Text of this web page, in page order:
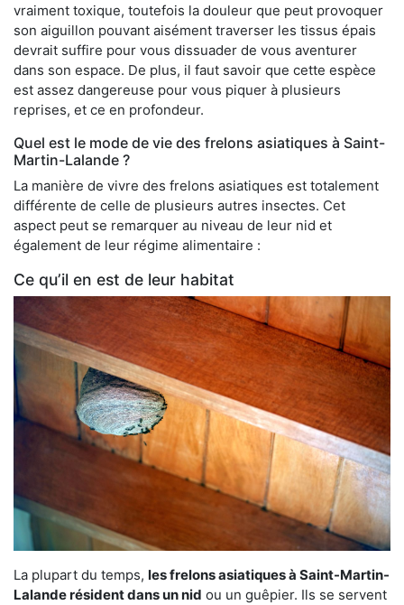
vraiment toxique, toutefois la douleur que peut provoquer
son aiguillon pouvant aisément traverser les tissus épais
devrait suffire pour vous dissuader de vous aventurer
dans son espace. De plus, il faut savoir que cette espèce
est assez dangereuse pour vous piquer à plusieurs
reprises, et ce en profondeur.
Quel est le mode de vie des frelons asiatiques à Saint-
Martin-Lalande ?
La manière de vivre des frelons asiatiques est totalement
différente de celle de plusieurs autres insectes. Cet
aspect peut se remarquer au niveau de leur nid et
également de leur régime alimentaire :
Ce qu’il en est de leur habitat
La plupart du temps, les frelons asiatiques à Saint-Martin-
Lalande résident dans un nid ou un guêpier. Ils se servent